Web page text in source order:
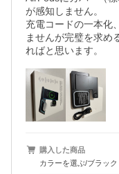
が感知しません。
充電コードの一本化
ませんが完璧を求め
ればと思います。
購入した商品
カラーを選ぶ/ブラック